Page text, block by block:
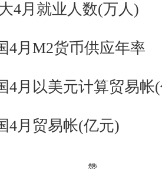
月就业人数(万人)
M2货币供应年率
以美元计算贸易帐(
月贸易帐(亿元)